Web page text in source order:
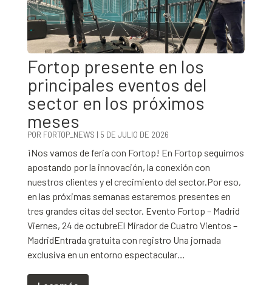
Fortop presente en los
principales eventos del
sector en los próximos
meses
POR FORTOP_NEWS | 5 DE JULIO DE 2026
¡Nos vamos de feria con Fortop! En Fortop seguimos
apostando por la innovación, la conexión con
nuestros clientes y el crecimiento del sector.Por eso,
en las próximas semanas estaremos presentes en
tres grandes citas del sector. Evento Fortop – Madrid
Viernes, 24 de octubreEl Mirador de Cuatro Vientos –
MadridEntrada gratuita con registro Una jornada
exclusiva en un entorno espectacular…